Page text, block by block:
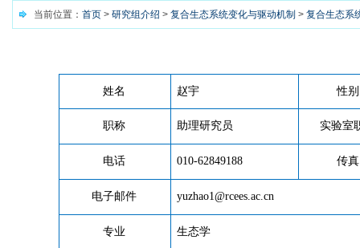
当前位置： 首页 > 研究组介绍 > 复合生态系统变化与驱动机制 > 复合生态系
姓名 赵宇 性别
职称 助理研究员 实验室
电话 010-62849188 传真
电子邮件 yuzhao1@rcees.ac.cn
专业 生态学